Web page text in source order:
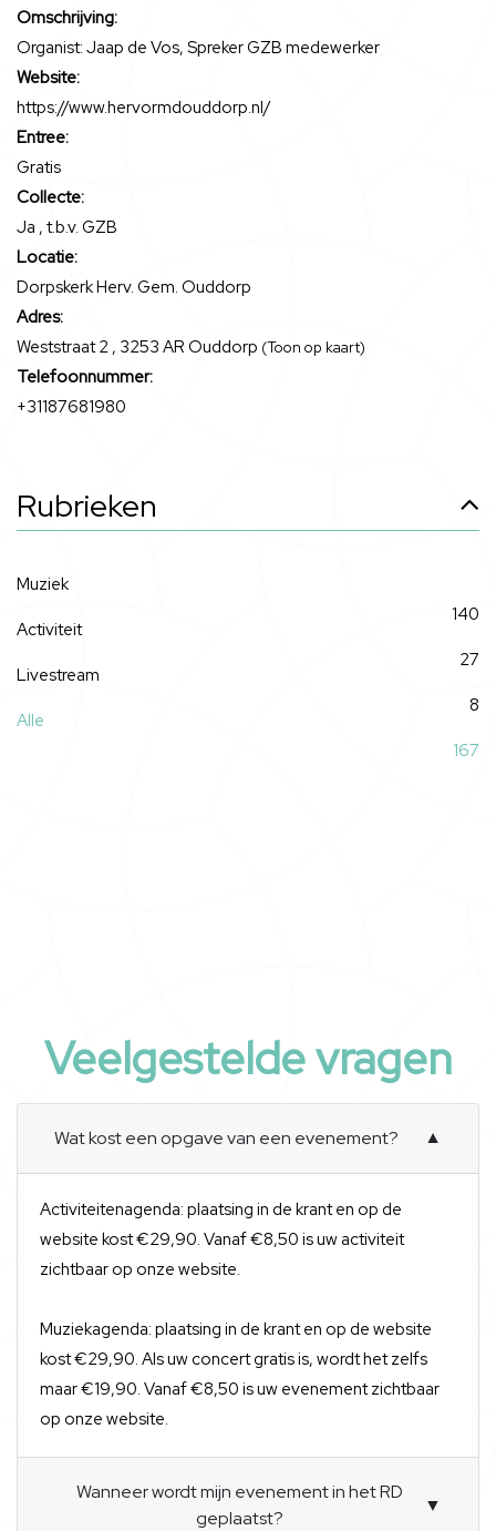
Omschrijving:
Organist: Jaap de Vos, Spreker GZB medewerker
Website:
https://www.hervormdouddorp.nl/
Entree:
Gratis
Collecte:
Ja , t.b.v. GZB
Locatie:
Dorpskerk Herv. Gem. Ouddorp
Adres:
Weststraat 2 , 3253 AR Ouddorp (Toon op kaart)
Telefoonnummer:
+31187681980
Rubrieken
Muziek
140
Activiteit
27
Livestream
8
Alle
167
Veelgestelde vragen
Wat kost een opgave van een evenement? ▼
Activiteitenagenda: plaatsing in de krant en op de
website kost €29,90. Vanaf €8,50 is uw activiteit
zichtbaar op onze website.
Muziekagenda: plaatsing in de krant en op de website
kost €29,90. Als uw concert gratis is, wordt het zelfs
maar €19,90. Vanaf €8,50 is uw evenement zichtbaar
op onze website.
Wanneer wordt mijn evenement in het RD
geplaatst?
▼